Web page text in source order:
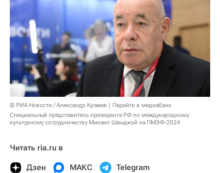
© РИА Новости / Александр Кряжев
Перейти в медиабанк
Специальный представитель президента РФ по международному
культурному сотрудничеству Михаил Швыдкой на ПМЭФ-2024
Читать ria.ru в
Дзен МАКС Telegram